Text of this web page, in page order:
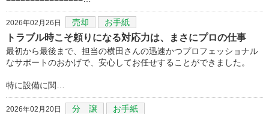
2026年02月26日 売却 お手紙
トラブル時こそ頼りになる対応力は、まさにプロの仕事
最初から最後まで、担当の横田さんの迅速かつプロフェッショナル
なサポートのおかげで、安心してお任せすることができました。
​特に設備に関…
2026年02月20日 分 譲 お手紙